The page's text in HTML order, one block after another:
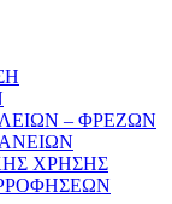
– ΦΡΕΖΩΝ
ΧΡΗΣΗΣ